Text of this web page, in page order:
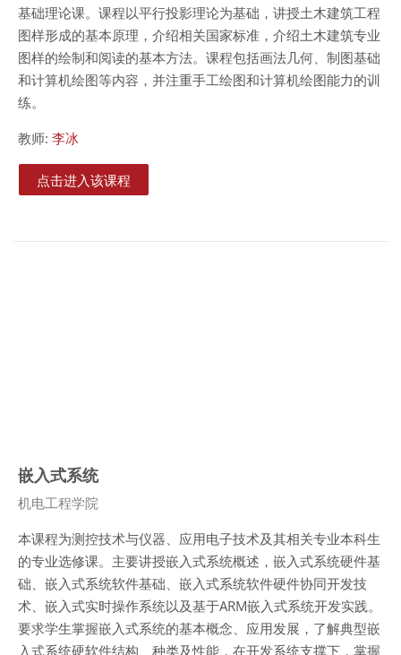
基础理论课。课程以平行投影理论为基础，讲授土木建筑工程
图样形成的基本原理，介绍相关国家标准，介绍土木建筑专业
图样的绘制和阅读的基本方法。课程包括画法几何、制图基础
和计算机绘图等内容，并注重手工绘图和计算机绘图能力的训
练。
教师: 李冰
点击进入该课程
嵌入式系统
课程类别
机电工程学院
本课程为测控技术与仪器、应用电子技术及其相关专业本科生
的专业选修课。主要讲授嵌入式系统概述，嵌入式系统硬件基
础、嵌入式系统软件基础、嵌入式系统软件硬件协同开发技
术、嵌入式实时操作系统以及基于ARM嵌入式系统开发实践。
要求学生掌握嵌入式系统的基本概念、应用发展，了解典型嵌
入式系统硬软件结构、种类及性能，在开发系统支撑下，掌握